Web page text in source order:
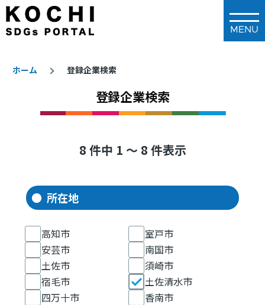
メインコンテンツに移動
ホーム 登録企業検索
登録企業検索
8 件中 1 ～ 8 件表示
所在地
高知市
室戸市
安芸市
南国市
土佐市
須崎市
宿毛市
土佐清水市
四万十市
香南市